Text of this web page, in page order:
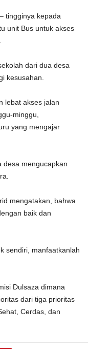
tingginya kepada
unit Bus untuk akses
dari dua desa
kesusahan.
lebat akses jalan
minggu,
yang mengajar
desa mengucapkan
mengatakan, bahwa
baik dan
sendiri, manfaatkanlah
Dulsaza dimana
dari tiga prioritas
Cerdas, dan